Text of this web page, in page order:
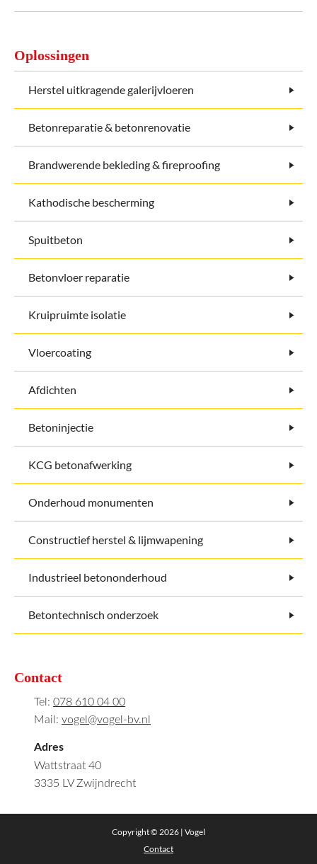
Oplossingen
Herstel uitkragende galerijvloeren
Betonreparatie & betonrenovatie
Brandwerende bekleding & fireproofing
Kathodische bescherming
Spuitbeton
Betonvloer reparatie
Kruipruimte isolatie
Vloercoating
Afdichten
Betoninjectie
KCG betonafwerking
Onderhoud monumenten
Constructief herstel & lijmwapening
Industrieel betononderhoud
Betontechnisch onderzoek
Contact
Tel: 078 610 04 00
Mail: vogel@vogel-bv.nl
Adres
Wattstraat 40
3335 LV Zwijndrecht
Copyright © 2026 | Vogel
Contact